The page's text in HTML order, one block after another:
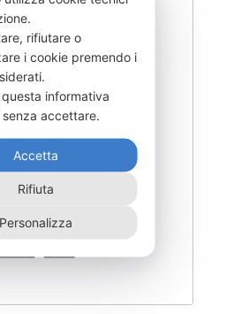
rifiutare o
i cookie premendo i
informativa
accettare.
Accetta
Rifiuta
Personalizza